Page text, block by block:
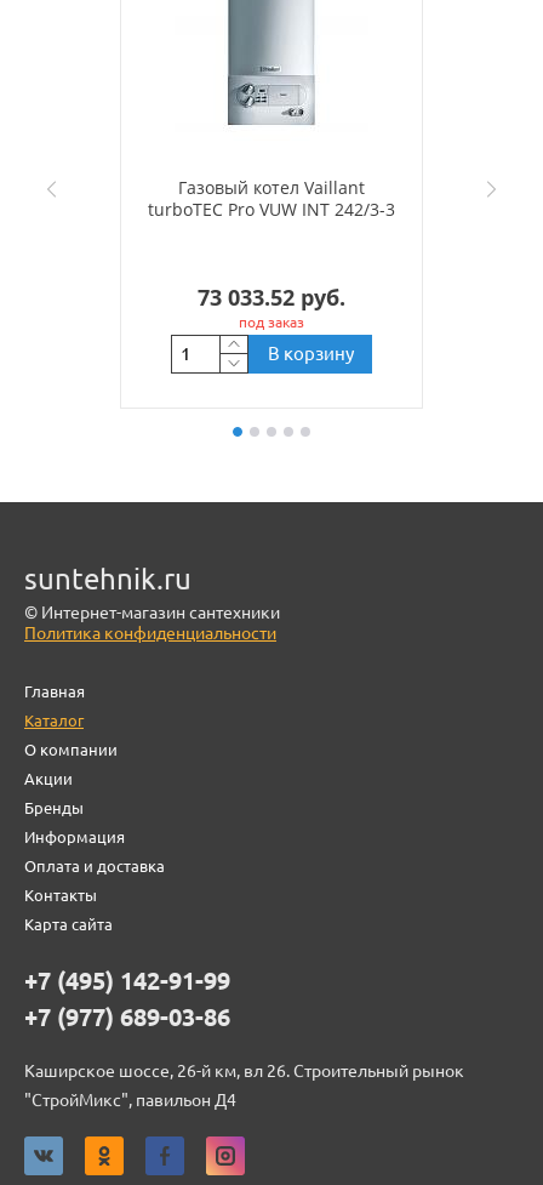
Газовый котел Vaillant
turboTEC Pro VUW INT 242/3-3
73 033.52 руб.
под заказ
В корзину
suntehnik.ru
© Интернет-магазин сантехники
Политика конфиденциальности
Главная
Каталог
О компании
Акции
Бренды
Информация
Оплата и доставка
Контакты
Карта сайта
+7 (495) 142-91-99
+7 (977) 689-03-86
Каширское шоссе, 26-й км, вл 26. Строительный рынок
"СтройМикс", павильон Д4